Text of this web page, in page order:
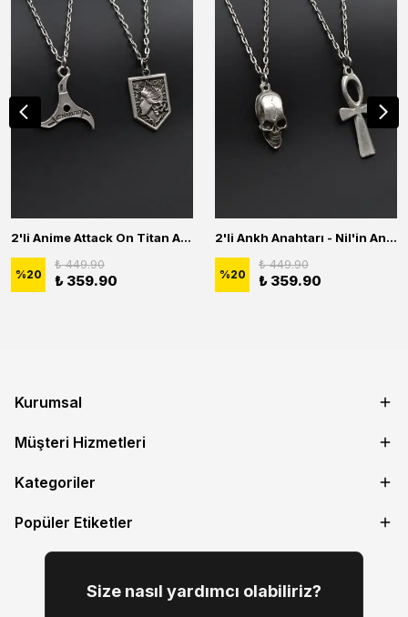
2'li Anime Attack On Titan Acrylic Maria Anime Naruto Erkek Kadın Kolye Seti
%20
₺ 449.90
₺ 359.90
2'li Ankh Anahtarı - Nil'in Anahtarı - Kuru Kafa Erkek Kadın Kolye Seti
%20
₺ 449.90
₺ 359.90
Kurumsal
Müşteri Hizmetleri
Kategoriler
Popüler Etiketler
Size nasıl yardımcı olabiliriz?